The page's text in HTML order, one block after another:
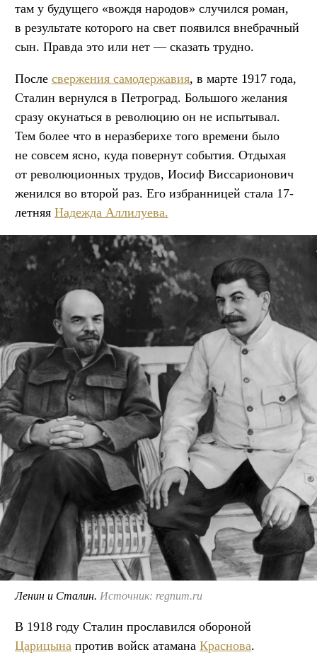
там у будущего «вождя народов» случился роман,
в результате которого на свет появился внебрачный
сын. Правда это или нет — сказать трудно.
После свержения самодержавия, в марте 1917 года,
Сталин вернулся в Петроград. Большого желания
сразу окунаться в революцию он не испытывал.
Тем более что в неразберихе того времени было
не совсем ясно, куда повернут события. Отдыхая
от революционных трудов, Иосиф Виссарионович
женился во второй раз. Его избранницей стала 17-
летняя Надежда Аллилуева.
Ленин и Сталин. Источник: regnum.ru
В 1918 году Сталин прославился обороной
Царицына против войск атамана Краснова.